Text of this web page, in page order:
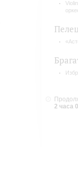
2 часа